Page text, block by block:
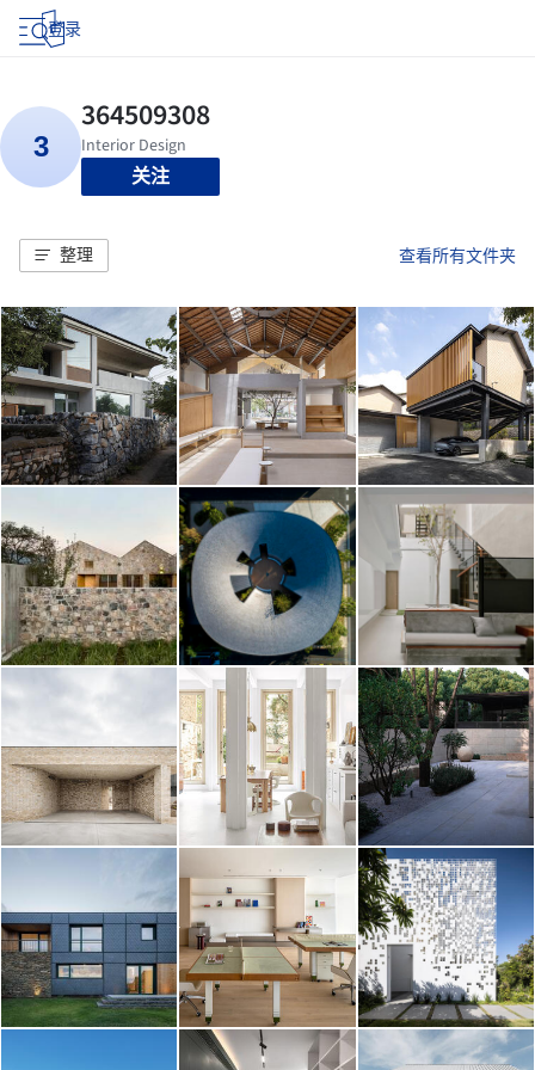
登录
关注
整理 查看所有文件夹